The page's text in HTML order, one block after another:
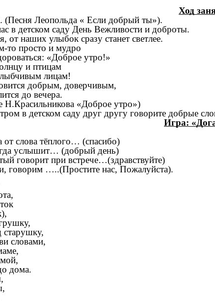
Ход
(Песня Леопольда « Если добрый ты»).
в детском саду День Вежливости и доброты.
от наших улыбок сразу станет светлее.
и мудро
«Доброе утро!»
и птицам
лицам!
доверчивым,
вечера.
«Доброе утро»)
в детском саду друг другу говорите добрые
Игра:
от слова тёплого… (спасибо)
услышит… (добрый день)
говорит при встрече…(здравствуйте)
говорим …..(Простите нас, Пожалуйста).
дома.